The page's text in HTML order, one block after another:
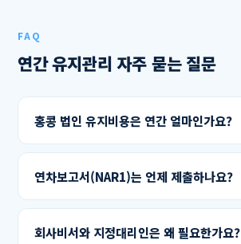
FAQ
연간 유지관리 자주 묻는 질문
홍콩 법인 유지비용은 연간 얼마인가요?
연차보고서(NAR1)는 언제 제출하나요?
회사비서와 지정대리인은 왜 필요한가요?